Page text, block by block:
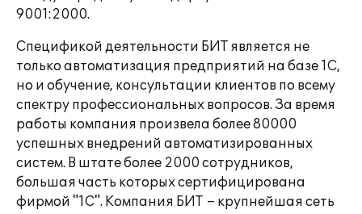
9001:2000.
Спецификой деятельности БИТ является не
только автоматизация предприятий на базе 1С,
но и обучение, консультации клиентов по всему
спектру профессиональных вопросов. За время
работы компания произвела более 80000
успешных внедрений автоматизированных
систем. В штате более 2000 сотрудников,
большая часть которых сертифицирована
фирмой "1С". Компания БИТ – крупнейшая сеть